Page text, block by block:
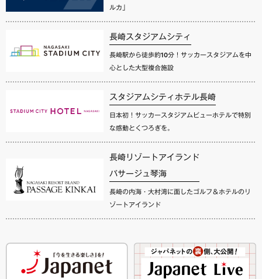
ルカ」
長崎スタジアムシティ
長崎駅から徒歩約10分！サッカースタジアムを中
心とした大型複合施設
スタジアムシティホテル長崎
日本初！サッカースタジアムビューホテルで特別
な感動とくつろぎを。
長崎リゾートアイランド
パサージュ琴海
長崎の内海・大村湾に面したゴルフ＆ホテルのリ
ゾートアイランド